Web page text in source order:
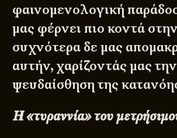
φαινομενολογική
μας φέρνει πιο κοντά
συχνότερα δε μας
αυτήν, χαρίζοντάς μας την
ψευδαίσθηση της
Η «τυραννία» του